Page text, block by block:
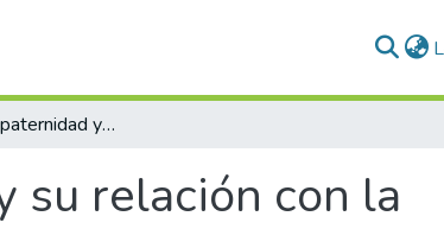
El derecho de paternidad y su relación con la conducta de plagio en Colombia
su relación con la